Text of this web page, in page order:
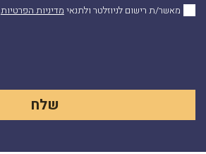
מאשר/ת רישום לניוזלטר ולתנאי מדיניות הפרטיות